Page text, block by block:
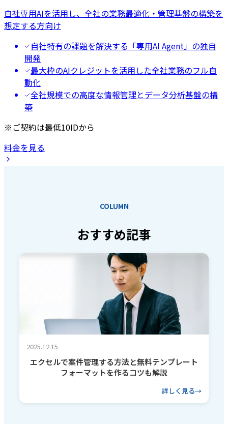
自社専用AIを活用し、全社の業務最適化・管理基盤の構築を
想定する方向け
自社特有の課題を解決する「専用AI Agent」の独自
開発
最大枠のAIクレジットを活用した全社業務のフル自
動化
全社規模での高度な情報管理とデータ分析基盤の構
築
※ご契約は最低10IDから
料金を見る
COLUMN
おすすめ記事
2025.12.15
エクセルで案件管理する方法と無料テンプレート
フォーマットを作るコツも解説
詳しく見る